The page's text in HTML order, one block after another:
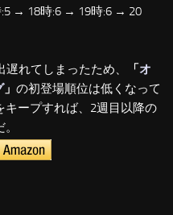
→ 18時:6 → 19時:6 → 20
れてしまったため、
「オ
」 の初登場順位は低くなって
キープすれば、2週目以降の